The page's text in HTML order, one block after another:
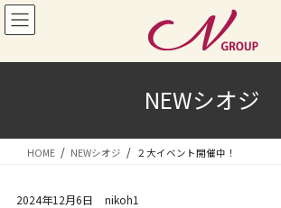
コ
ン
ン
キ
ナ
ビ
ー
に
NEWシオジ
HOME NEWシオジ ２大イベント開催中！
2024年12月6日 nikoh1